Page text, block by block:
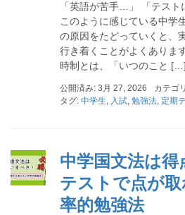
「英語が苦手…」 「テス
このように感じている中学
の原因をたどっていくと、
行き着くことがよくありま
時制とは、「いつのこと […]
公開済み: 3月 27, 2026 カテゴ
タグ: 中学生 入試 勉強法 定期
中学国文法は得
テストで点が
率的勉強法